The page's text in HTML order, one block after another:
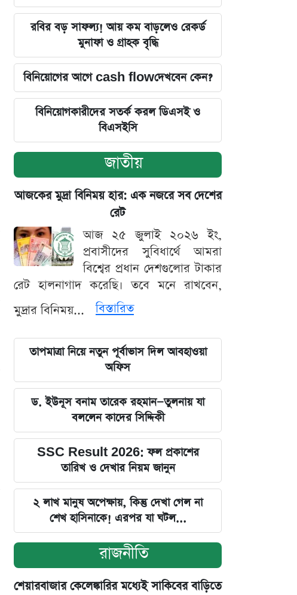
রবির বড় সাফল্য! আয় কম বাড়লেও রেকর্ড
মুনাফা ও গ্রাহক বৃদ্ধি
বিনিয়োগের আগে cash flowদেখবেন কেন?
বিনিয়োগকারীদের সতর্ক করল ডিএসই ও
বিএসইসি
জাতীয়
আজকের মুদ্রা বিনিময় হার: এক নজরে সব দেশের
রেট
আজ ২৫ জুলাই ২০২৬ ইং,
প্রবাসীদের সুবিধার্থে আমরা
বিশ্বের প্রধান দেশগুলোর টাকার
রেট হালনাগাদ করেছি। তবে মনে রাখবেন,
মুদ্রার বিনিময়...
বিস্তারিত
তাপমাত্রা নিয়ে নতুন পূর্বাভাস দিল আবহাওয়া
অফিস
ড. ইউনূস বনাম তারেক রহমান—তুলনায় যা
বললেন কাদের সিদ্দিকী
SSC Result 2026: ফল প্রকাশের
তারিখ ও দেখার নিয়ম জানুন
২ লাখ মানুষ অপেক্ষায়, কিন্তু দেখা গেল না
শেখ হাসিনাকে! এরপর যা ঘটল...
রাজনীতি
শেয়ারবাজার কেলেঙ্কারির মধ্যেই সাকিবের বাড়িতে